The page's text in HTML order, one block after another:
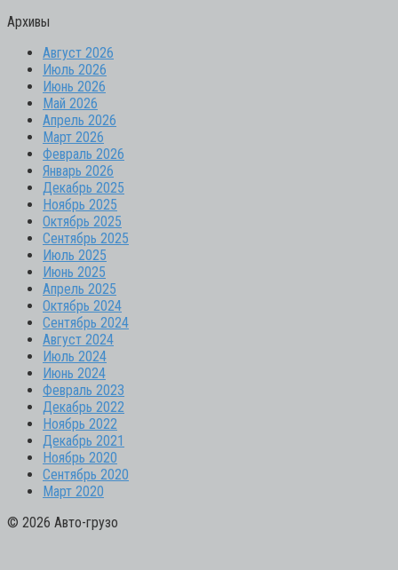
Архивы
Август 2026
Июль 2026
Июнь 2026
Май 2026
Апрель 2026
Март 2026
Февраль 2026
Январь 2026
Декабрь 2025
Ноябрь 2025
Октябрь 2025
Сентябрь 2025
Июль 2025
Июнь 2025
Апрель 2025
Октябрь 2024
Сентябрь 2024
Август 2024
Июль 2024
Июнь 2024
Февраль 2023
Декабрь 2022
Ноябрь 2022
Декабрь 2021
Ноябрь 2020
Сентябрь 2020
Март 2020
© 2026 Авто-грузо